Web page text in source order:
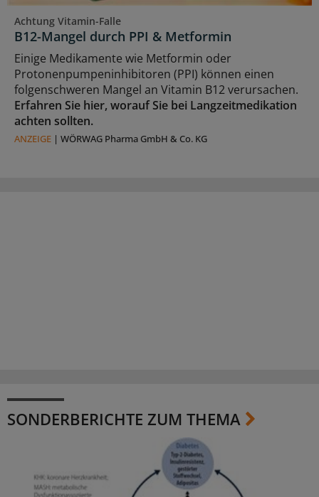
Achtung Vitamin-Falle
B12-Mangel durch PPI & Metformin
Einige Medikamente wie Metformin oder
Protonenpumpeninhibitoren (PPI) können einen
folgenschweren Mangel an Vitamin B12 verursachen.
Erfahren Sie hier, worauf Sie bei Langzeitmedikation
achten sollten.
ANZEIGE | WÖRWAG Pharma GmbH & Co. KG
SONDERBERICHTE ZUM THEMA